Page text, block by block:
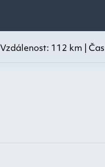
Vzdálenost: 112 km |